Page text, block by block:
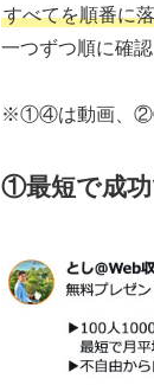
すべてを順番に
一つずつ順に確
※①④は動画、
①最短で成